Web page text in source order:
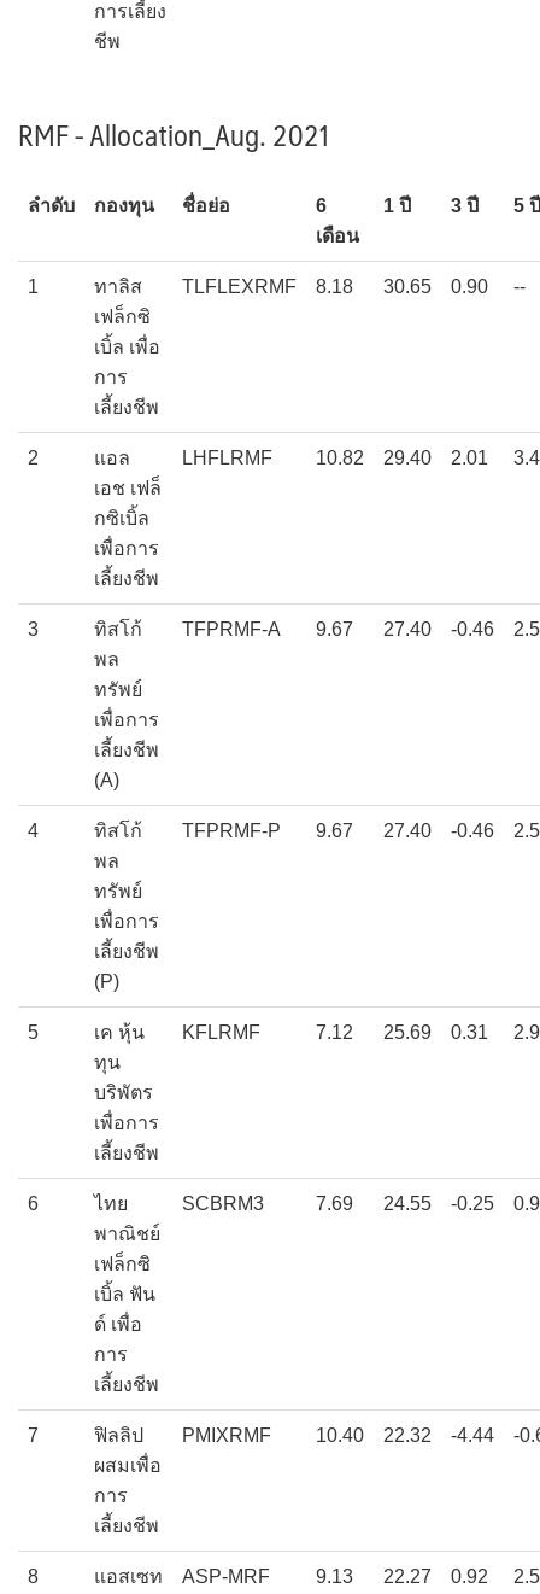
การเลี้ยง
ชีพ
RMF - Allocation_Aug. 2021
ลำดับ กองทุน ชื่อย่อ
6
เดือน
1 ปี 3 ปี 5 ปี
1
ทาลิส
เฟล็กซิ
เบิ้ล เพื่อ
การ
เลี้ยงชีพ
TLFLEXRMF 8.18 30.65 0.90 --
2
แอล
เอช เฟล็
กซิเบิ้ล
เพื่อการ
เลี้ยงชีพ
LHFLRMF 10.82 29.40 2.01
3
ทิสโก้
พล
ทรัพย์
เพื่อการ
เลี้ยงชีพ
(A)
TFPRMF-A 9.67 27.40 -0.46
4
ทิสโก้
พล
ทรัพย์
เพื่อการ
เลี้ยงชีพ
(P)
TFPRMF-P 9.67 27.40 -0.46
5
เค หุ้น
ทุน
บริพัตร
เพื่อการ
เลี้ยงชีพ
KFLRMF 7.12 25.69 0.31
6
ไทย
พาณิชย์
เฟล็กซิ
เบิ้ล ฟัน
ด์ เพื่อ
การ
เลี้ยงชีพ
SCBRM3 7.69 24.55 -0.25
7
ฟิลลิป
ผสมเพื่อ
การ
เลี้ยงชีพ
PMIXRMF 10.40 22.32 -4.44 -
8
แอสเซท
ASP-MRF 9.13 22.27 0.92